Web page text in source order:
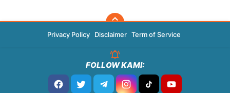
Privacy Policy Disclaimer Term of Service
FOLLOW KAMI: